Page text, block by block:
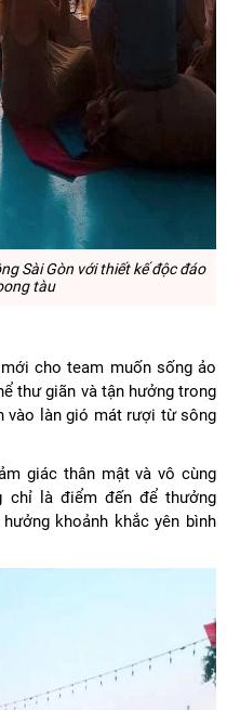
Sài Gòn với thiết kế độc đáo
tàu
cho team muốn sống ảo
thư giãn và tận hưởng trong
vào làn gió mát rượi từ sông
giác thân mật và vô cùng
chỉ là điểm đến để thưởng
khoảnh khắc yên bình